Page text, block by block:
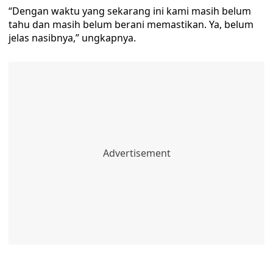
“Dengan waktu yang sekarang ini kami masih belum
tahu dan masih belum berani memastikan. Ya, belum
jelas nasibnya,” ungkapnya.